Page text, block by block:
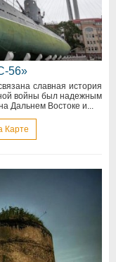
56»
славная история
войны был надежным
Дальнем Востоке и...
Карте